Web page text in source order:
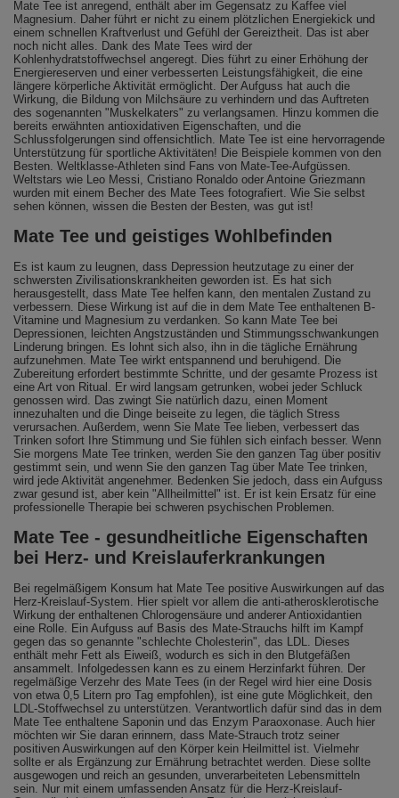
Mate Tee ist anregend, enthält aber im Gegensatz zu Kaffee viel
Magnesium. Daher führt er nicht zu einem plötzlichen Energiekick und
einem schnellen Kraftverlust und Gefühl der Gereiztheit. Das ist aber
noch nicht alles. Dank des Mate Tees wird der
Kohlenhydratstoffwechsel angeregt. Dies führt zu einer Erhöhung der
Energiereserven und einer verbesserten Leistungsfähigkeit, die eine
längere körperliche Aktivität ermöglicht. Der Aufguss hat auch die
Wirkung, die Bildung von Milchsäure zu verhindern und das Auftreten
des sogenannten "Muskelkaters" zu verlangsamen. Hinzu kommen die
bereits erwähnten antioxidativen Eigenschaften, und die
Schlussfolgerungen sind offensichtlich. Mate Tee ist eine hervorragende
Unterstützung für sportliche Aktivitäten! Die Beispiele kommen von den
Besten. Weltklasse-Athleten sind Fans von Mate-Tee-Aufgüssen.
Weltstars wie Leo Messi, Cristiano Ronaldo oder Antoine Griezmann
wurden mit einem Becher des Mate Tees fotografiert. Wie Sie selbst
sehen können, wissen die Besten der Besten, was gut ist!
Mate Tee und geistiges Wohlbefinden
Es ist kaum zu leugnen, dass Depression heutzutage zu einer der
schwersten Zivilisationskrankheiten geworden ist. Es hat sich
herausgestellt, dass Mate Tee helfen kann, den mentalen Zustand zu
verbessern. Diese Wirkung ist auf die in dem Mate Tee enthaltenen B-
Vitamine und Magnesium zu verdanken. So kann Mate Tee bei
Depressionen, leichten Angstzuständen und Stimmungsschwankungen
Linderung bringen. Es lohnt sich also, ihn in die tägliche Ernährung
aufzunehmen. Mate Tee wirkt entspannend und beruhigend. Die
Zubereitung erfordert bestimmte Schritte, und der gesamte Prozess ist
eine Art von Ritual. Er wird langsam getrunken, wobei jeder Schluck
genossen wird. Das zwingt Sie natürlich dazu, einen Moment
innezuhalten und die Dinge beiseite zu legen, die täglich Stress
verursachen. Außerdem, wenn Sie Mate Tee lieben, verbessert das
Trinken sofort Ihre Stimmung und Sie fühlen sich einfach besser. Wenn
Sie morgens Mate Tee trinken, werden Sie den ganzen Tag über positiv
gestimmt sein, und wenn Sie den ganzen Tag über Mate Tee trinken,
wird jede Aktivität angenehmer. Bedenken Sie jedoch, dass ein Aufguss
zwar gesund ist, aber kein "Allheilmittel" ist. Er ist kein Ersatz für eine
professionelle Therapie bei schweren psychischen Problemen.
Mate Tee - gesundheitliche Eigenschaften
bei Herz- und Kreislauferkrankungen
Bei regelmäßigem Konsum hat Mate Tee positive Auswirkungen auf das
Herz-Kreislauf-System. Hier spielt vor allem die anti-atherosklerotische
Wirkung der enthaltenen Chlorogensäure und anderer Antioxidantien
eine Rolle. Ein Aufguss auf Basis des Mate-Strauchs hilft im Kampf
gegen das so genannte "schlechte Cholesterin", das LDL. Dieses
enthält mehr Fett als Eiweiß, wodurch es sich in den Blutgefäßen
ansammelt. Infolgedessen kann es zu einem Herzinfarkt führen. Der
regelmäßige Verzehr des Mate Tees (in der Regel wird hier eine Dosis
von etwa 0,5 Litern pro Tag empfohlen), ist eine gute Möglichkeit, den
LDL-Stoffwechsel zu unterstützen. Verantwortlich dafür sind das in dem
Mate Tee enthaltene Saponin und das Enzym Paraoxonase. Auch hier
möchten wir Sie daran erinnern, dass Mate-Strauch trotz seiner
positiven Auswirkungen auf den Körper kein Heilmittel ist. Vielmehr
sollte er als Ergänzung zur Ernährung betrachtet werden. Diese sollte
ausgewogen und reich an gesunden, unverarbeiteten Lebensmitteln
sein. Nur mit einem umfassenden Ansatz für die Herz-Kreislauf-